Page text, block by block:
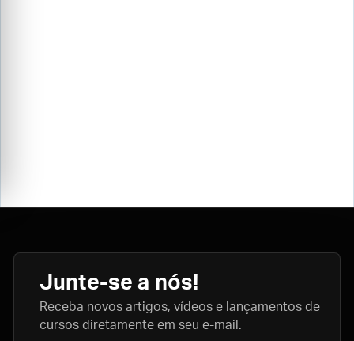
Junte-se a nós!
Receba novos artigos, vídeos e lançamentos de
cursos diretamente em seu e-mail.